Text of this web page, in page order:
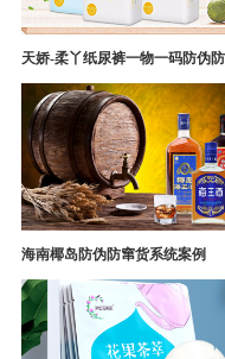
海南椰岛防伪防窜货系统案例